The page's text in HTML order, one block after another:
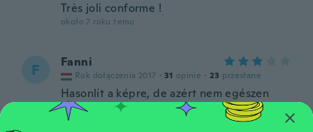
Très joli conforme !
około 7 roku temu
F Fanni
Rok dołączenia 2017 · 31 opinie · 23 przesłane
Hasonlít a képre, de azért nem egészen
olyan.
około 7 roku temu